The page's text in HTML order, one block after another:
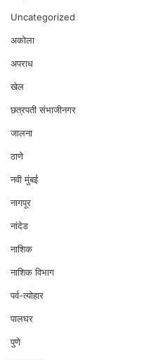
Uncategorized
अकोला
अपराध
खेल
छत्रपती संभाजीनगर
जालना
ठाणे
नवी मुंबई
नागपूर
नांदेड
नाशिक
नाशिक विभाग
पर्व-त्योहार
पालघर
पुणे